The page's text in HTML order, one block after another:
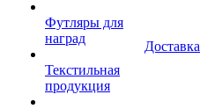
Футляры для
наград
Текстильная
продукция
Доставка